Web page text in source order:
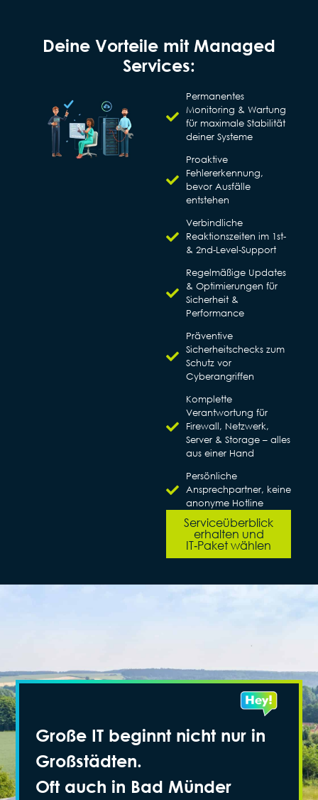
Deine Vorteile mit Managed
Services:
Permanentes
Monitoring & Wartung
für maximale Stabilität
deiner Systeme
Proaktive
Fehlererkennung,
bevor Ausfälle
entstehen
Verbindliche
Reaktionszeiten im 1st-
& 2nd-Level-Support
Regelmäßige Updates
& Optimierungen für
Sicherheit &
Performance
Präventive
Sicherheitschecks zum
Schutz vor
Cyberangriffen
Komplette
Verantwortung für
Firewall, Netzwerk,
Server & Storage – alles
aus einer Hand
Persönliche
Ansprechpartner, keine
anonyme Hotline
Serviceüberblick
erhalten und
IT‑Paket wählen
Große IT beginnt nicht nur in
Großstädten.
Oft auch in Bad Münder​